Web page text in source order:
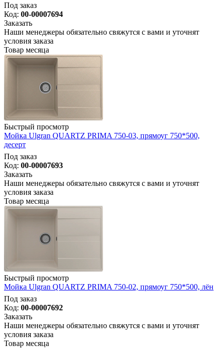
Под заказ
Код: 00-00007694
Заказать
Наши менеджеры обязательно свяжутся с вами и уточнят
условия заказа
Товар месяца
Быстрый просмотр
Мойка Ulgran QUARTZ PRIMA 750-03, прямоуг 750*500,
десерт
Под заказ
Код: 00-00007693
Заказать
Наши менеджеры обязательно свяжутся с вами и уточнят
условия заказа
Товар месяца
Быстрый просмотр
Мойка Ulgran QUARTZ PRIMA 750-02, прямоуг 750*500, лён
Под заказ
Код: 00-00007692
Заказать
Наши менеджеры обязательно свяжутся с вами и уточнят
условия заказа
Товар месяца